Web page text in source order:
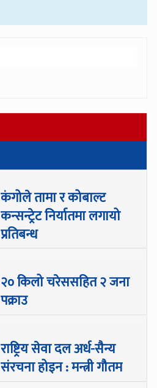
कंगोले तामा र कोबाल्ट
कन्सन्ट्रेट निर्यातमा लगायो
प्रतिबन्ध
२० किलो चरेससहित २ जना
पक्राउ
राष्ट्रिय सेवा दल अर्ध-सैन्य
संरचना होइन : मन्त्री गौतम